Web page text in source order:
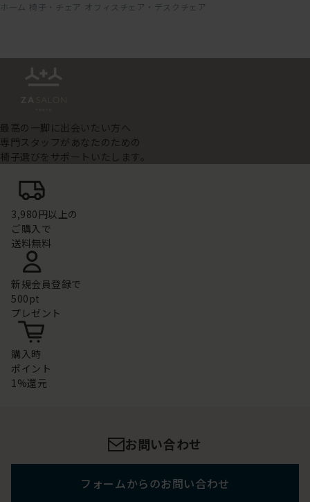
ホーム 椅子・チェア オフィスチェア・デスクチェア
最高の一脚に出会いたい方へ
専門スタッフがあなたのための
椅子選びをサポートいたします。
3,980円以上の
ご購入で
送料無料
新規会員登録で
500pt
プレゼント
購入時
ポイント
1%還元
お問い合わせ
フォームからのお問い合わせ